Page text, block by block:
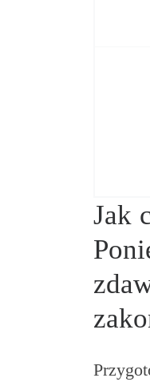
Jak